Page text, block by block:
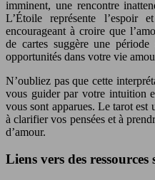
imminent, une rencontre
L’Étoile représente l’espoir
encourageant à croire que
de cartes suggère une
opportunités dans votre vie
N’oubliez pas que cette
vous guider par votre intuition
vous sont apparues. Le tarot
à clarifier vos pensées et à
d’amour.
Liens vers des